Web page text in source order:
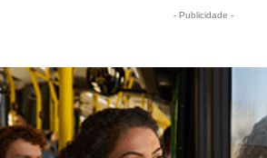
- Publicidade -